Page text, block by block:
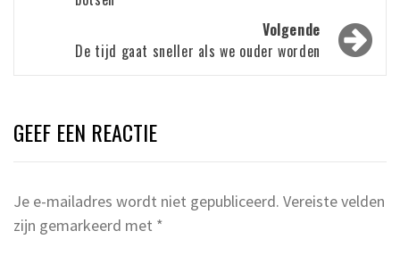
Volgende
De tijd gaat sneller als we ouder worden
GEEF EEN REACTIE
Je e-mailadres wordt niet gepubliceerd. Vereiste velden
zijn gemarkeerd met *